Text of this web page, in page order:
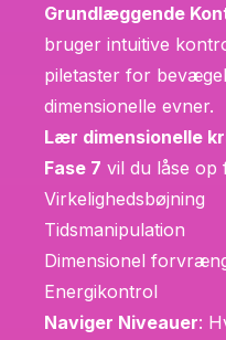
Grundlæggende
bruger intuitive
piletaster for
dimensionelle evner.
Lær dimensionelle
Fase 7 vil du låse op
Virkelighedsbøjning
Tidsmanipulation
Dimensionel
Energikontrol
Naviger Niveauer: